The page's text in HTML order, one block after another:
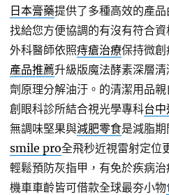
日本膏藥提供了多種高效的產
找給您方便協調的有沒有符合資
外科醫師依照痔瘡治療保持微
產品推薦升級版魔法酵素深層
劑原理分解油汙。的清潔用品
創眼科診所結合視光學專科台中
無調味堅果與減肥零食是減脂
smile pro全飛秒近視雷射定位
輕鬆預防灰指甲，有免於疾病
機車車齡皆可借款全球最夯小物